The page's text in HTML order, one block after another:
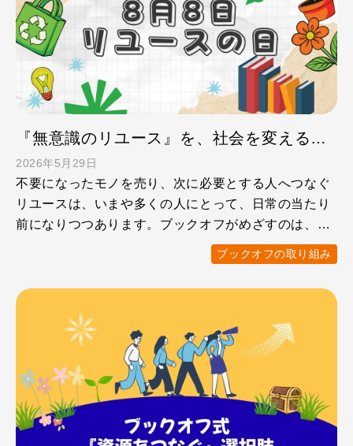
『無意識のリユース』を、社会を変える行動へ。8月8日リユースの日の取り組み
2026年5月29日
不要になったモノを売り、次に必要とする人へつなぐ
リユースは、いまや多くの人にとって、日常の当たり
前になりつつあります。ブックオフがめざすのは、
ブックオフの取り組み